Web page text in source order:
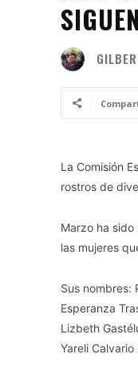
La Comisión
rostros de
Marzo ha
las mujeres
Sus nombres:
Esperanza
Lizbeth
Yareli